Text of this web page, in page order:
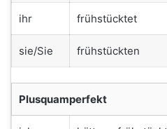
ihr frühstücktet
sie/Sie frühstückten
Plusquamperfekt